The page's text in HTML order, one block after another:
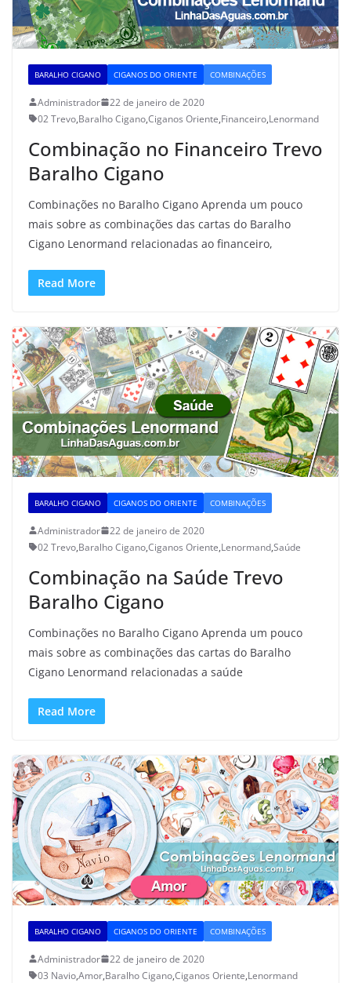
BARALHO CIGANO CIGANOS DO ORIENTE COMBINAÇÕES
Administrador
22 de janeiro de 2020
02 Trevo,Baralho Cigano,Ciganos Oriente,Financeiro,Lenormand
Combinação no Financeiro Trevo
Baralho Cigano
Combinações no Baralho Cigano Aprenda um pouco
mais sobre as combinações das cartas do Baralho
Cigano Lenormand relacionadas ao financeiro,
Read More
BARALHO CIGANO CIGANOS DO ORIENTE COMBINAÇÕES
Administrador
22 de janeiro de 2020
02 Trevo,Baralho Cigano,Ciganos Oriente,Lenormand,Saúde
Combinação na Saúde Trevo
Baralho Cigano
Combinações no Baralho Cigano Aprenda um pouco
mais sobre as combinações das cartas do Baralho
Cigano Lenormand relacionadas a saúde
Read More
BARALHO CIGANO CIGANOS DO ORIENTE COMBINAÇÕES
Administrador
22 de janeiro de 2020
03 Navio,Amor,Baralho Cigano,Ciganos Oriente,Lenormand